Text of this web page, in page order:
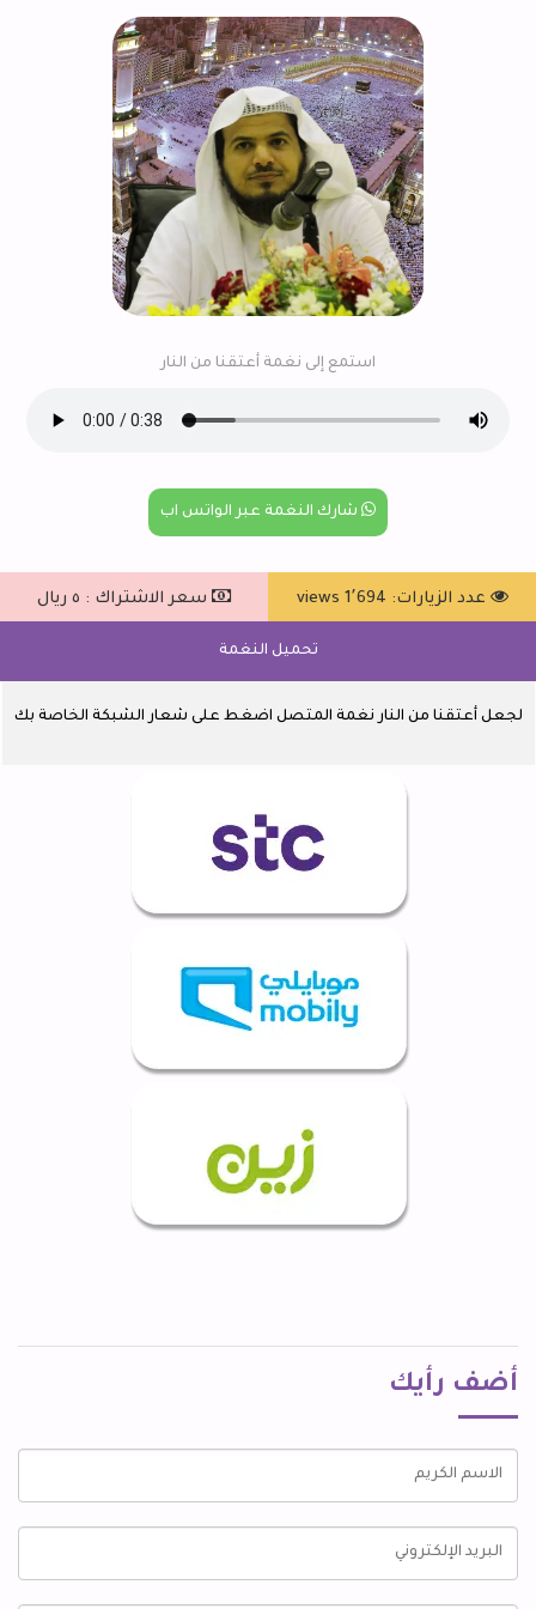
استمع إلى نغمة أعتقنا من النار
شارك النغمة عبر الواتس اب
عدد الزيارات: 1٬694 views سعر الاشتراك : ٥ ريال
تحميل النغمة
لجعل أعتقنا من النار نغمة المتصل اضغط على شعار الشبكة الخاصة بك
أضف رأيك